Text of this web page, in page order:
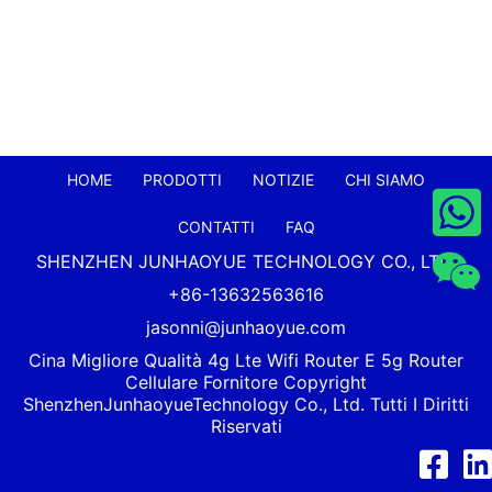
HOME PRODOTTI NOTIZIE CHI SIAMO
CONTATTI FAQ
SHENZHEN JUNHAOYUE TECHNOLOGY CO., LTD.
+86-13632563616
jasonni@junhaoyue.com
Cina Migliore Qualità 4g Lte Wifi Router E 5g Router
Cellulare Fornitore Copyright
ShenzhenJunhaoyueTechnology Co., Ltd. Tutti I Diritti
Riservati
Facebook